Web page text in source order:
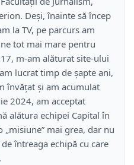
Deși, înainte să încep
la TV, pe parcurs am
tot mai mare pentru
m-am alăturat site-ului
lucrat timp de șapte ani,
învățat și am acumulat
2024, am acceptat
alătura echipei Capital în
„misiune” mai grea, dar nu
întreaga echipă cu care